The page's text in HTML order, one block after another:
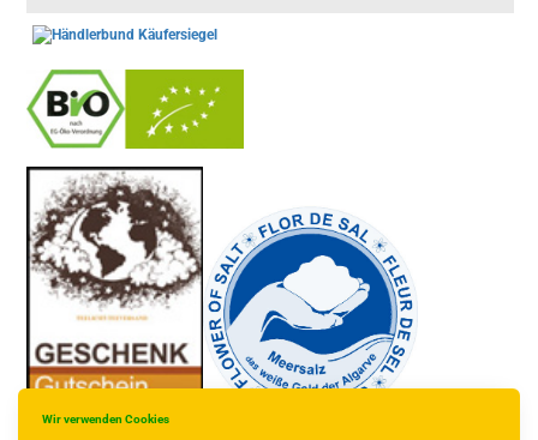
Wir verwenden Cookies